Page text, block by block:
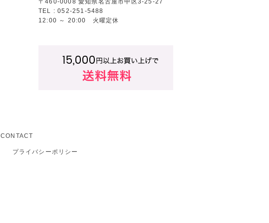
〒460-0008 愛知県名古屋市中区3-25-27
TEL : 052-251-5488
12:00 ～ 20:00 火曜定休
CONTACT
プライバシーポリシー